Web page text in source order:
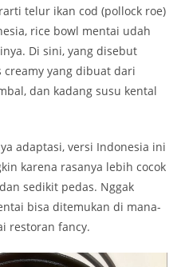
telur ikan cod (pollock roe)
rice bowl mentai udah
Di sini, yang disebut
creamy yang dibuat dari
dan kadang susu kental
adaptasi, versi Indonesia ini
karena rasanya lebih cocok
sedikit pedas. Nggak
bisa ditemukan di mana-
restoran fancy.